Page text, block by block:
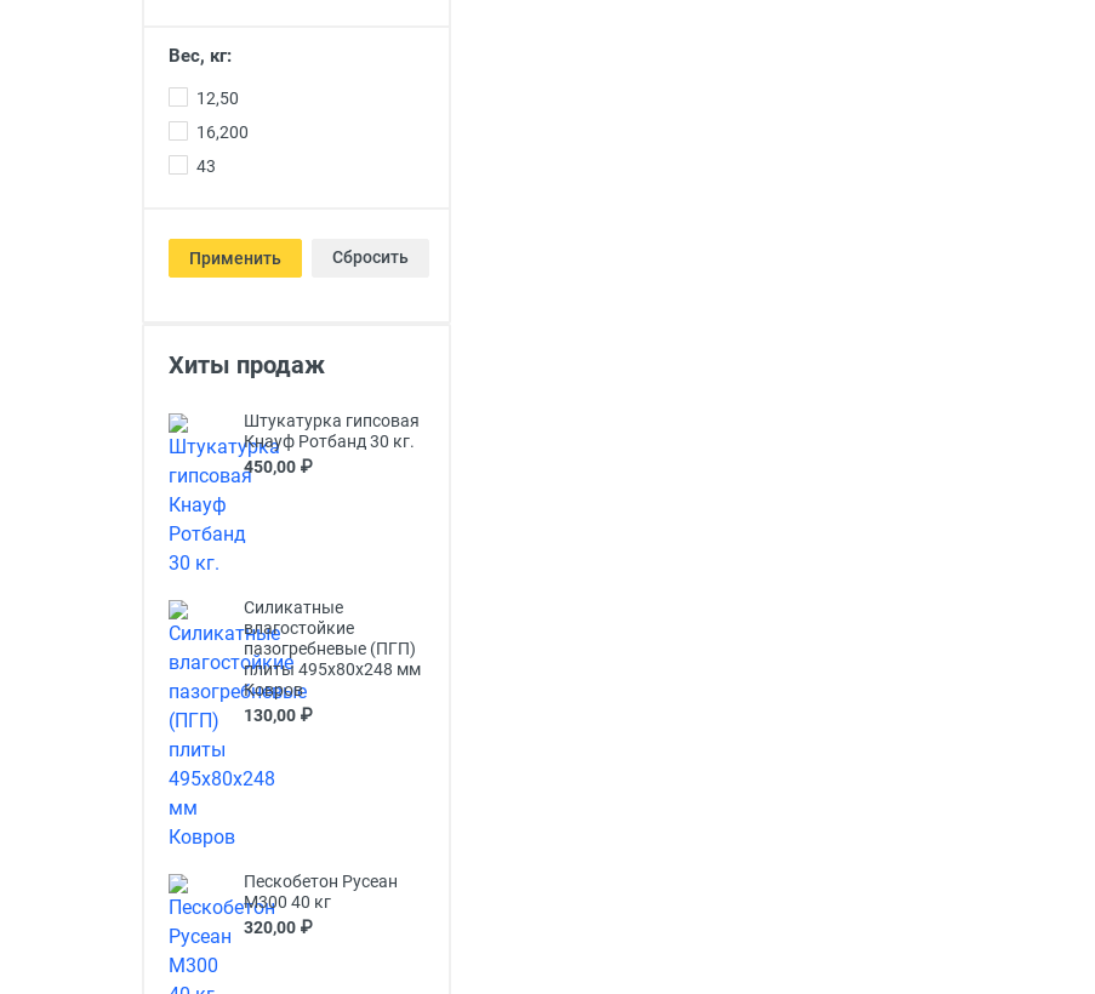
Вес, кг:
12,50
16,200
43
Применить Сбросить
Хиты продаж
Штукатурка гипсовая
Кнауф Ротбанд 30 кг.
450,00 ₽
Силикатные
влагостойкие
пазогребневые (ПГП)
плиты 495х80х248 мм
Ковров
130,00 ₽
Пескобетон Русеан
М300 40 кг
320,00 ₽